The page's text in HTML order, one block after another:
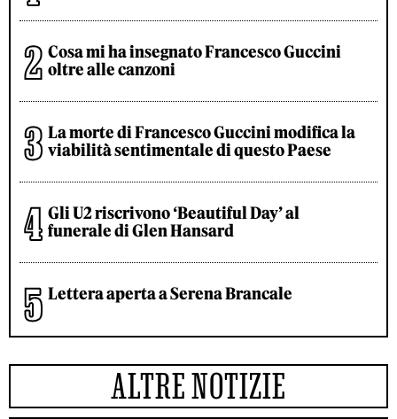
Cosa mi ha insegnato Francesco Guccini
oltre alle canzoni
La morte di Francesco Guccini modifica la
viabilità sentimentale di questo Paese
Gli U2 riscrivono ‘Beautiful Day’ al
funerale di Glen Hansard
Lettera aperta a Serena Brancale
ALTRE NOTIZIE